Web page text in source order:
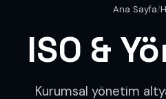
Ana Sayfa/
ISO &
Kurumsal yönetim